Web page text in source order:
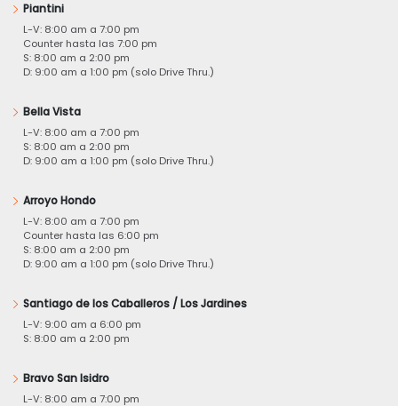
Piantini
L-V: 8:00 am a 7:00 pm
Counter hasta las 7:00 pm
S: 8:00 am a 2:00 pm
D: 9:00 am a 1:00 pm (solo Drive Thru.)
Bella Vista
L-V: 8:00 am a 7:00 pm
S: 8:00 am a 2:00 pm
D: 9:00 am a 1:00 pm (solo Drive Thru.)
Arroyo Hondo
L-V: 8:00 am a 7:00 pm
Counter hasta las 6:00 pm
S: 8:00 am a 2:00 pm
D: 9:00 am a 1:00 pm (solo Drive Thru.)
Santiago de los Caballeros / Los Jardines
L-V: 9:00 am a 6:00 pm
S: 8:00 am a 2:00 pm
Bravo San Isidro
L-V: 8:00 am a 7:00 pm